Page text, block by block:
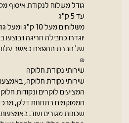
עד 5 ק"ג
יוגדרו כחבילה חריגה
₪
שירותי נקודת חלוקה
המציעים לוקרים ונקודות
הממוקמים בתחנות דלק,
שכונות מגורים ועוד.